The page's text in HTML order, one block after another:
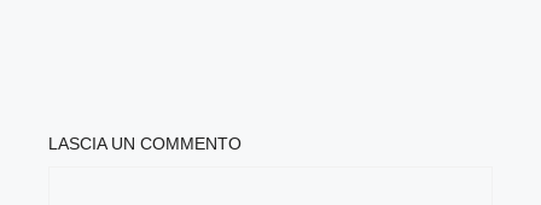
LASCIA UN COMMENTO